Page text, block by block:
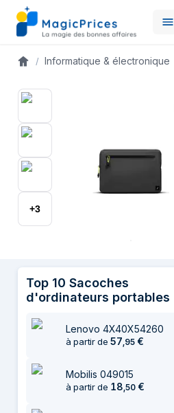
AccueilInformatique & électronique
+3
16 mai 2026
21 mai 2026
25 mai 2026
Top 10 Sacoches
d'ordinateurs portables
Lenovo 4X40X54260
à partir de 57,95 €
Mobilis 049015
à partir de 18,50 €